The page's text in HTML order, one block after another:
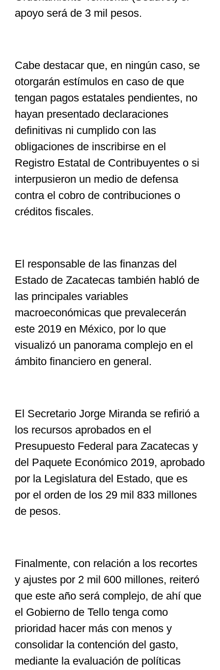
apoyo será de 3 mil pesos.
Cabe destacar que, en ningún caso, se
otorgarán estímulos en caso de que
tengan pagos estatales pendientes, no
hayan presentado declaraciones
definitivas ni cumplido con las
obligaciones de inscribirse en el
Registro Estatal de Contribuyentes o si
interpusieron un medio de defensa
contra el cobro de contribuciones o
créditos fiscales.
El responsable de las finanzas del
Estado de Zacatecas también habló de
las principales variables
macroeconómicas que prevalecerán
este 2019 en México, por lo que
visualizó un panorama complejo en el
ámbito financiero en general.
El Secretario Jorge Miranda se refirió a
los recursos aprobados en el
Presupuesto Federal para Zacatecas y
del Paquete Económico 2019, aprobado
por la Legislatura del Estado, que es
por el orden de los 29 mil 833 millones
de pesos.
Finalmente, con relación a los recortes
y ajustes por 2 mil 600 millones, reiteró
que este año será complejo, de ahí que
el Gobierno de Tello tenga como
prioridad hacer más con menos y
consolidar la contención del gasto,
mediante la evaluación de políticas